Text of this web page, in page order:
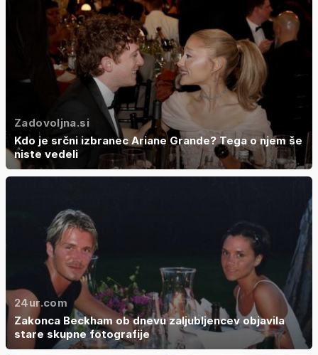
Zadovoljna.si
Kdo je srčni izbranec Ariane Grande? Tega o njem še
niste vedeli
24ur.com
Zakonca Beckham ob dnevu zaljubljencev objavila
stare skupne fotografije